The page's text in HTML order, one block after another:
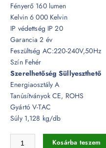
Fényerő 160 lumen
Kelvin 6 000 Kelvin
IP védettség IP 20
Garancia 2 év
Feszültség AC:220-240V,50Hz
Szín Fehér
Szerelhetőség Süllyeszthető
Energiaosztály A
Tanúsítványok CE, ROHS
Gyártó V-TAC
Súly 1,128 kg/db
2W LED vészkijárat jelző
Kosárba teszem